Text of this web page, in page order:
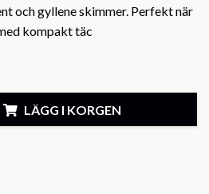
och gyllene skimmer. Perfekt när
kompakt täc
LÄGG I KORGEN